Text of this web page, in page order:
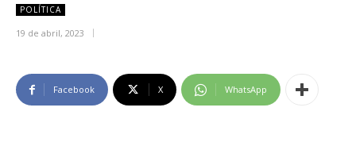
POLÍTICA
19 de abril, 2023
Facebook X WhatsApp